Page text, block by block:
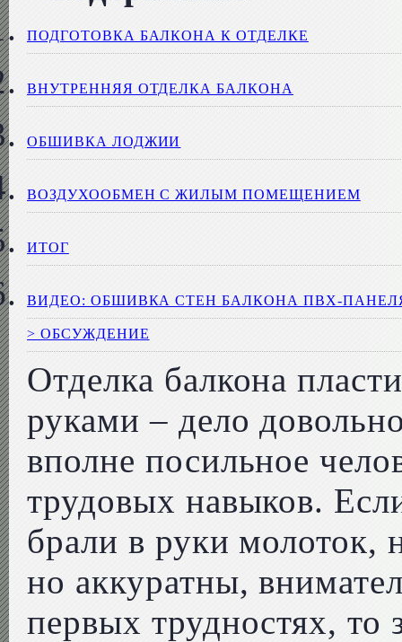
ПОДГОТОВКА БАЛКОНА К ОТДЕЛКЕ
ВНУТРЕННЯЯ ОТДЕЛКА БАЛКОНА
ОБШИВКА ЛОДЖИИ
ВОЗДУХООБМЕН С ЖИЛЫМ ПОМЕЩЕНИЕМ
ИТОГ
ВИДЕО: ОБШИВКА СТЕН БАЛКОНА ПВХ-
> ОБСУЖДЕНИЕ
Отделка балкона
руками – дело
вполне посильное
трудовых навыков.
брали в руки молоток,
но аккуратны,
первых трудностях, то